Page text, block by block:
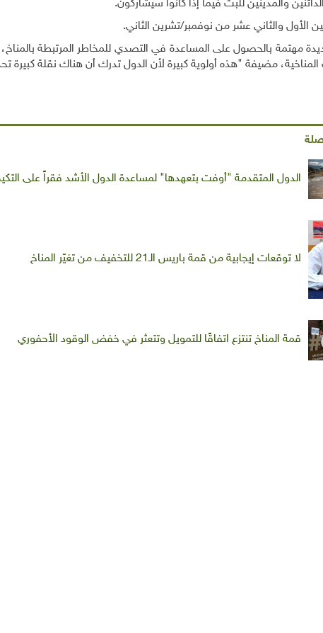
والمدينين للبت فيما إذا كانوا سيشاركون.
الأول والثاني عشر من نوفمبر/تشرين الثاني.
مهتمة بالحصول على المساعدة في التصدي للمخاطر المرتبطة
المناخية، مضيفة "هذه أولوية كبيرة لأن الدول تدرك أن هناك نقلة كبيرة
الدول المتقدمة "أوفت بتعهدها" لمساعدة الدول الأشد فقراً على
لا توقعات إيجابية من قمة باريس الـ21 للتخفيف من تغيّر المناخ
قمة المناخ تنتزع اتفاقًا للتمويل وتتعثر في خفض الوقود الأحفوري